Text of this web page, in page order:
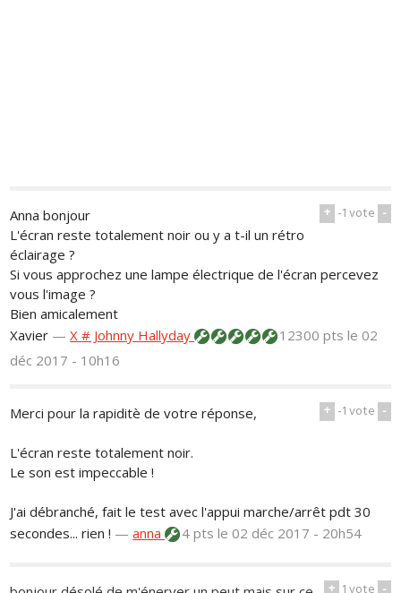
+ -1vote -
Anna bonjour
L'écran reste totalement noir ou y a t-il un rétro
éclairage ?
Si vous approchez une lampe électrique de l'écran percevez
vous l'image ?
Bien amicalement
Xavier —X # Johnny Hallyday 12300 ptsle 02
déc 2017 - 10h16
+ -1vote -
Merci pour la rapiditè de votre réponse,
L'écran reste totalement noir.
Le son est impeccable !
J'ai débranché, fait le test avec l'appui marche/arrêt pdt 30
secondes... rien ! —anna 4 ptsle 02 déc 2017 - 20h54